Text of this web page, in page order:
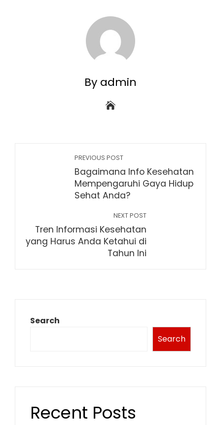
By admin
PREVIOUS POST
Bagaimana Info Kesehatan
Mempengaruhi Gaya Hidup
Sehat Anda?
NEXT POST
Tren Informasi Kesehatan
yang Harus Anda Ketahui di
Tahun Ini
Search
Search
Recent Posts